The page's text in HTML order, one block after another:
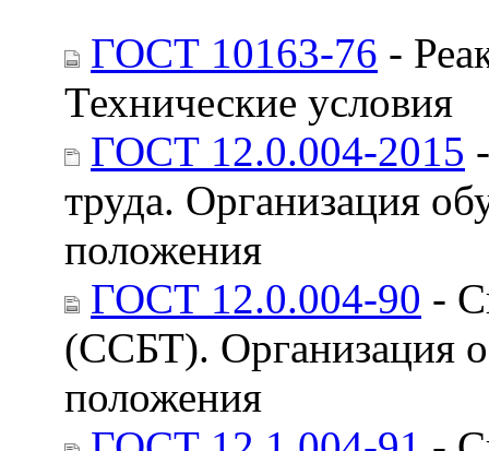
ГОСТ 10163-76 -
Технические условия
ГОСТ 12.0.004-2015
труда. Организация
положения
ГОСТ 12.0.004-90 -
(ССБТ). Организация
положения